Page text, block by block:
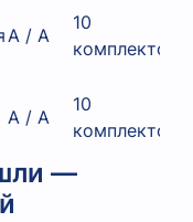
А / А
10
комплектов
А / А
10
комплектов
—